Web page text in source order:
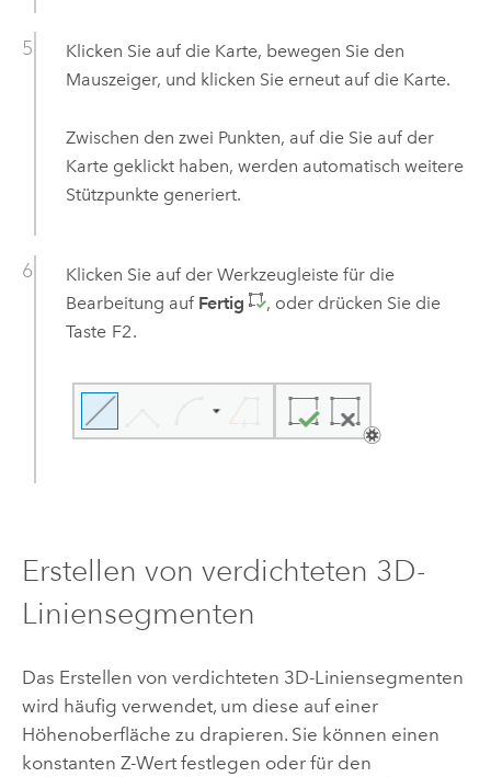
Klicken Sie auf die Karte, bewegen Sie den
Mauszeiger, und klicken Sie erneut auf die Karte.
Zwischen den zwei Punkten, auf die Sie auf der
Karte geklickt haben, werden automatisch weitere
Stützpunkte generiert.
Klicken Sie auf der Werkzeugleiste für die
Bearbeitung auf Fertig
, oder drücken Sie die
Taste F2.
Erstellen von verdichteten 3D-
Liniensegmenten
Das Erstellen von verdichteten 3D-Liniensegmenten
wird häufig verwendet, um diese auf einer
Höhenoberfläche zu drapieren. Sie können einen
konstanten Z-Wert festlegen oder für den